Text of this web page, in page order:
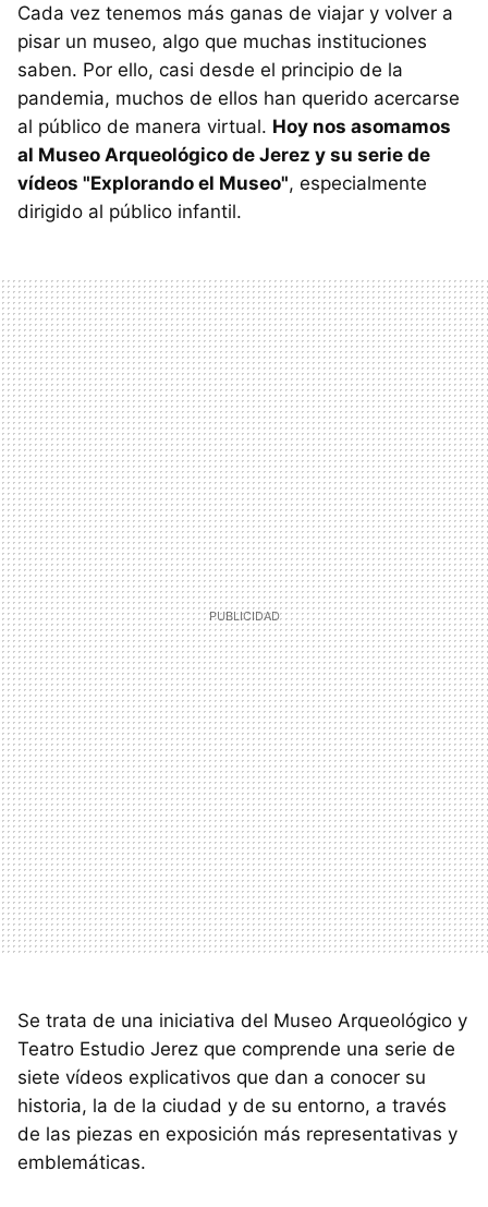
Cada vez tenemos más ganas de viajar y volver a
pisar un museo, algo que muchas instituciones
saben. Por ello, casi desde el principio de la
pandemia, muchos de ellos han querido acercarse
al público de manera virtual. Hoy nos asomamos
al Museo Arqueológico de Jerez y su serie de
vídeos "Explorando el Museo", especialmente
dirigido al público infantil.
Se trata de una iniciativa del Museo Arqueológico y
Teatro Estudio Jerez que comprende una serie de
siete vídeos explicativos que dan a conocer su
historia, la de la ciudad y de su entorno, a través
de las piezas en exposición más representativas y
emblemáticas.